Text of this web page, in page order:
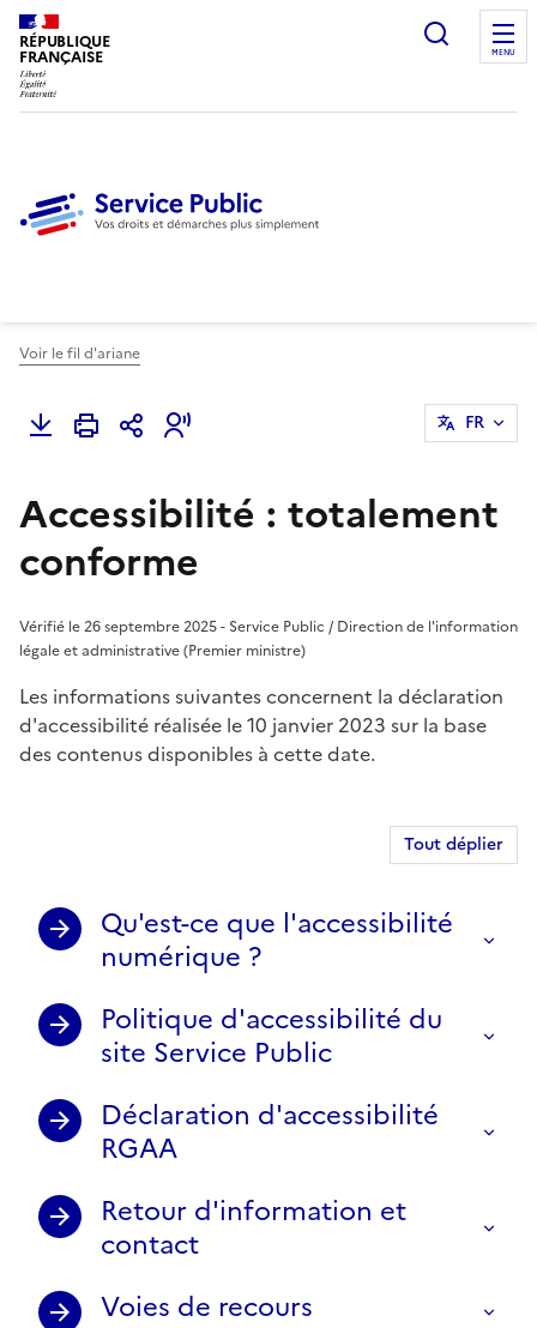
RÉPUBLIQUE
FRANÇAISE
Ouvrir
MENU
Voir le fil d'ariane
FR
Accessibilité : totalement
conforme
Vérifié le 26 septembre 2025 - Service Public / Direction de l'information
légale et administrative (Premier ministre)
Les informations suivantes concernent la déclaration
d'accessibilité réalisée le 10 janvier 2023 sur la base
des contenus disponibles à cette date.
Tout déplier
Qu'est-ce que l'accessibilité
numérique ?
Politique d'accessibilité du
site Service Public
Déclaration d'accessibilité
RGAA
Retour d'information et
contact
Voies de recours